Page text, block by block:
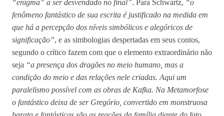
“enigma” a ser desvendado no final”. Para Schwartz, “o
fenômeno fantástico de sua escrita é justificado na medida em
que há a percepção dos níveis simbólicos e alegóricos de
significação”, e as simbologias despertadas em seus contos,
segundo o crítico fazem com que o elemento extraordinário não
seja “a presença dos dragões no meio humano, mas a
condição do meio e das relações nele criadas. Aqui um
paralelismo possível com as obras de Kafka. Na Metamorfose
o fantástico deixa de ser Gregório, convertido em monstruosa